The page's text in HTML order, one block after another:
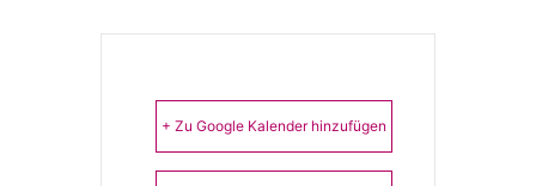
+ Zu Google Kalender hinzufügen